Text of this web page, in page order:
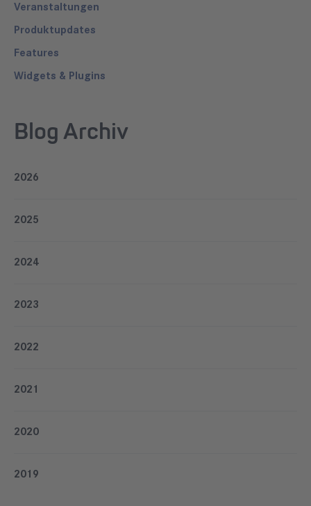
Veranstaltungen
Produktupdates
Features
Widgets & Plugins
Blog Archiv
2026
2025
2024
2023
2022
2021
2020
2019